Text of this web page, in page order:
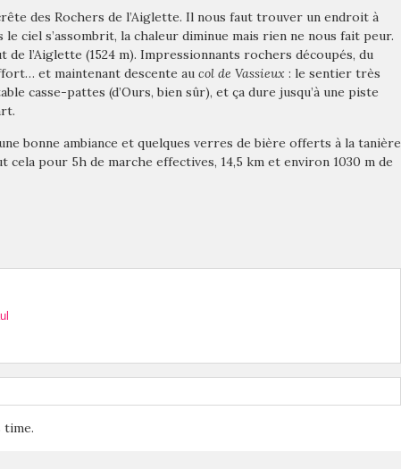
des Rochers de l’Aiglette. Il nous faut trouver un endroit à
ciel s’assombrit, la chaleur diminue mais rien ne nous fait peur.
de l’Aiglette (1524 m). Impressionnants rochers découpés, du
et maintenant descente au col de Vassieux : le sentier très
casse-pattes (d’Ours, bien sûr), et ça dure jusqu’à une piste
bonne ambiance et quelques verres de bière offerts à la tanière
cela pour 5h de marche effectives, 14,5 km et environ 1030 m de
time.